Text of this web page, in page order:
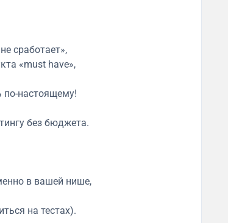
сработает»,
«must have»,
по-настоящему!
без бюджета.
в вашей нише,
на тестах).